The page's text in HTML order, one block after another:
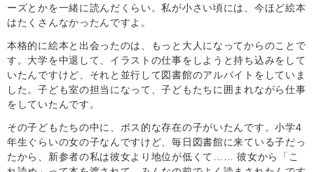
ーズとかを一緒に読んだくらい。私が小さい頃には、今ほど絵本
はたくさんなかったんですよ。
本格的に絵本と出会ったのは、もっと大人になってからのことで
す。大学を中退して、イラストの仕事をしようと持ち込みをして
いたんですけど、それと並行して図書館のアルバイトをしていま
した。子ども室の担当になって、子どもたちに囲まれながら仕事
をしていたんです。
その子どもたちの中に、ボス的な存在の子がいたんです。小学4
年生ぐらいの女の子なんですけど、毎日図書館に来ている子だっ
たから、新参者の私は彼女より地位が低くて…… 彼女から「こ